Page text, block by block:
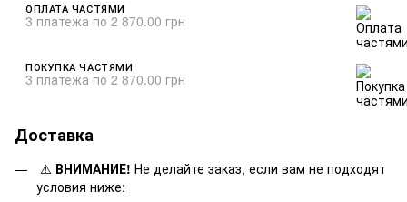
ОПЛАТА ЧАСТЯМИ
3 платежа по 2 870.00 грн
ПОКУПКА ЧАСТЯМИ
3 платежа по 2 870.00 грн
Доставка
⚠️ ВНИМАНИЕ! Не делайте заказ, если вам не подходят
условия ниже: